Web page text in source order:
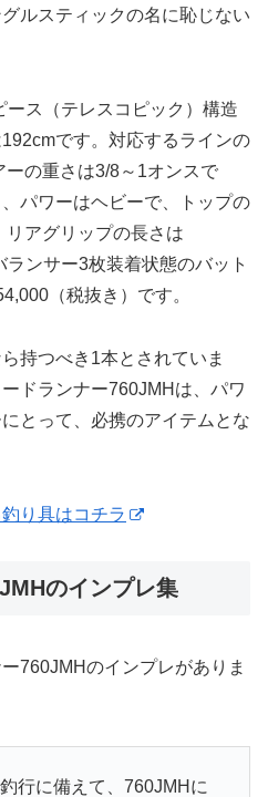
ルスティックの名に恥じない
ース（テレスコピック）構造
です。対応するラインの
の重さは3/8～1オンスで
パワーはヘビーで、トップの
アグリップの長さは
ンサー3枚装着状態のバット
（税抜き）です。
持つべき1本とされていま
ドランナー760JMHは、パワ
とって、必携のアイテムとな
り具はコチラ
のインプレ集
760JMHのインプレがありま
行に備えて、760JMHに